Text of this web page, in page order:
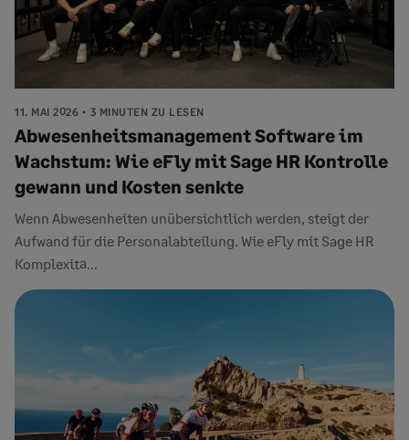
11. MAI 2026 3 MINUTEN ZU LESEN
Abwesenheitsmanagement Software im
Wachstum: Wie eFly mit Sage HR Kontrolle
gewann und Kosten senkte
Wenn Abwesenheiten unübersichtlich werden, steigt der
Aufwand für die Personalabteilung. Wie eFly mit Sage HR
Komplexitä...